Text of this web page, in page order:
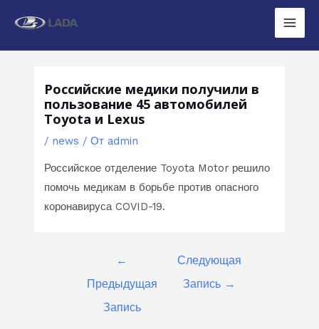
Main
Российские медики получили в
пользование 45 автомобилей
Toyota и Lexus
/ news / От admin
Российское отделение Toyota Motor решило
помочь медикам в борьбе против опасного
коронавируса COVID-19.
←
Предыдущая
Запись
Следующая
Запись →